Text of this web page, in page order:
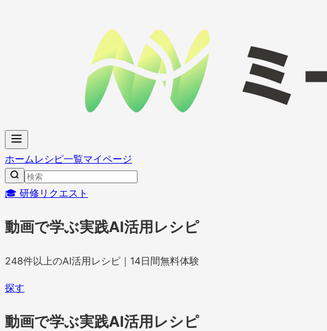
ホームレシピ一覧マイページ
🎓 研修リクエスト
動画で学ぶ実践AI活用レシピ
248件以上のAI活用レシピ｜14日間無料体験
探す
動画で学ぶ実践AI活用レシピ